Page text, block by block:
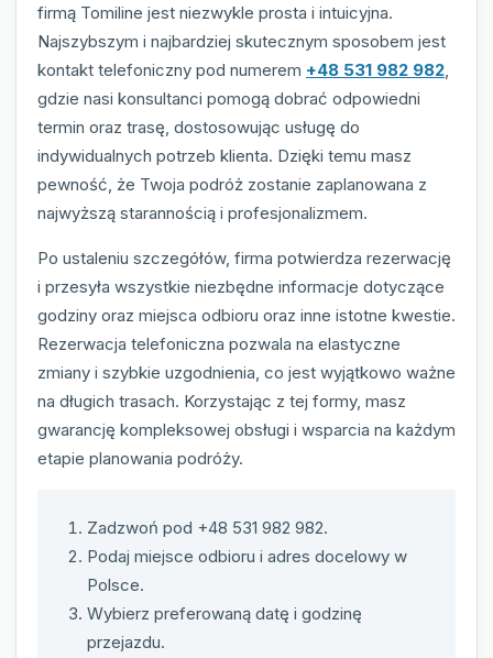
firmą Tomiline jest niezwykle prosta i intuicyjna.
Najszybszym i najbardziej skutecznym sposobem jest
kontakt telefoniczny pod numerem +48 531 982 982
gdzie nasi konsultanci pomogą dobrać odpowiedni
termin oraz trasę, dostosowując usługę do
indywidualnych potrzeb klienta. Dzięki temu masz
pewność, że Twoja podróż zostanie zaplanowana z
najwyższą starannością i profesjonalizmem.
Po ustaleniu szczegółów, firma potwierdza rezerwację
i przesyła wszystkie niezbędne informacje dotyczące
godziny oraz miejsca odbioru oraz inne istotne kwestie.
Rezerwacja telefoniczna pozwala na elastyczne
zmiany i szybkie uzgodnienia, co jest wyjątkowo ważne
na długich trasach. Korzystając z tej formy, masz
gwarancję kompleksowej obsługi i wsparcia na każdym
etapie planowania podróży.
Zadzwoń pod +48 531 982 982.
Podaj miejsce odbioru i adres docelowy w
Polsce.
Wybierz preferowaną datę i godzinę
przejazdu.